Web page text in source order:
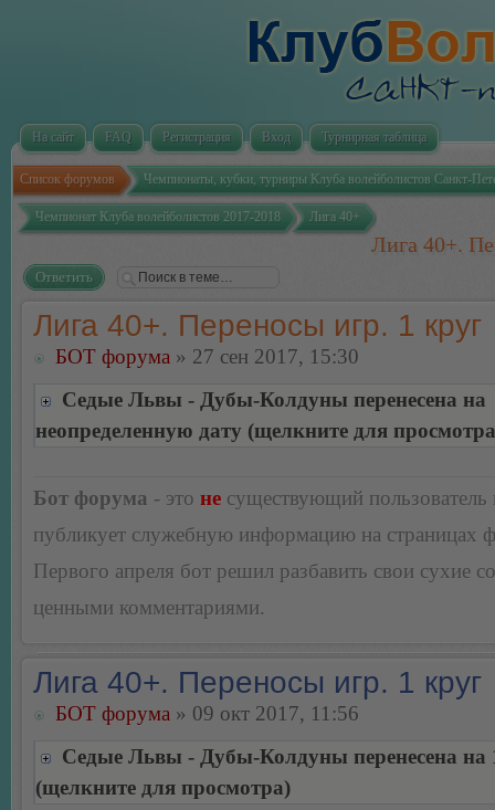
На сайт FAQ Регистрация Вход Турнирная таблица
Список форумов Чемпионаты, кубки, турниры Клуба волейболистов Санкт-
Чемпионат Клуба волейболистов 2017-2018 Лига 40+
Лига 40+.
Ответить
Лига 40+. Переносы игр. 1 круг
БОТ форума » 27 сен 2017, 15:30
Седые Львы - Дубы-Колдуны перенесена на
неопределенную дату (щелкните для
Бот форума - это не существующий пользователь
публикует служебную информацию на страницах
Первого апреля бот решил разбавить свои сухие
ценными комментариями.
Лига 40+. Переносы игр. 1 круг
БОТ форума » 09 окт 2017, 11:56
Седые Львы - Дубы-Колдуны перенесена на
(щелкните для просмотра)